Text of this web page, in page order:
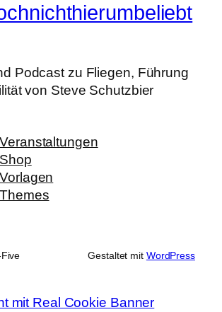
Podcast zu Fliegen, Führung
von Steve Schutzbier
Veranstaltungen
Shop
Vorlagen
Themes
Gestaltet mit WordPress
mit Real Cookie Banner